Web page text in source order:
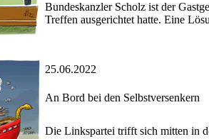
Bundeskanzler Scholz ist der
Treffen ausgerichtet hatte. Eine
25.06.2022
An Bord bei den Selbstversenkern
Die Linkspartei trifft sich mitten in